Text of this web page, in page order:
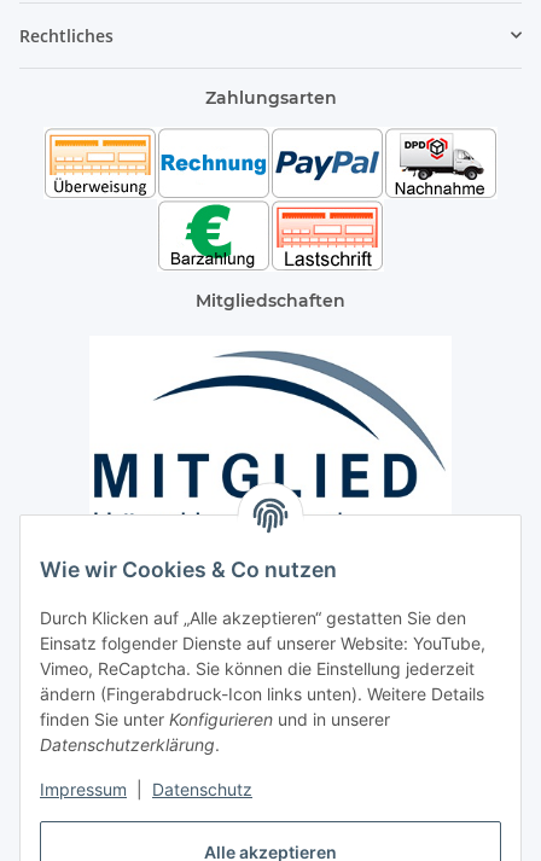
Alle akzeptieren
Wie wir Cookies & Co nutzen
Durch Klicken auf „Alle akzeptieren“ gestatten Sie den
Einsatz folgender Dienste auf unserer Website: YouTube,
Vimeo, ReCaptcha. Sie können die Einstellung jederzeit
ändern (Fingerabdruck-Icon links unten). Weitere Details
finden Sie unter Konfigurieren und in unserer
Datenschutzerklärung.
Impressum Datenschutz
Rechtliches
Zahlungsarten
Mitgliedschaften
Paketdienst und Spedition
Regionaler Lieferservice im Umkreis von ca. 60 Km
Sicherheit